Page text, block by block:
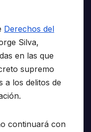
Derechos del
Silva,
en las que
supremo
a los delitos de
continuará con